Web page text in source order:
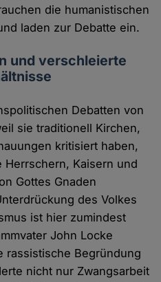
die humanistischen
laden zur Debatte ein.
und verschleierte
Debatten von
sie traditionell Kirchen,
kritisiert haben,
Kaisern und
Gottes Gnaden
des Volkes
ist hier zumindest
John Locke
rassistische Begründung
nicht nur Zwangsarbeit